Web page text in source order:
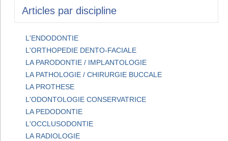
Articles par discipline
L'ENDODONTIE
L'ORTHOPEDIE DENTO-FACIALE
LA PARODONTIE / IMPLANTOLOGIE
LA PATHOLOGIE / CHIRURGIE BUCCALE
LA PROTHESE
L'ODONTOLOGIE CONSERVATRICE
LA PEDODONTIE
L'OCCLUSODONTIE
LA RADIOLOGIE